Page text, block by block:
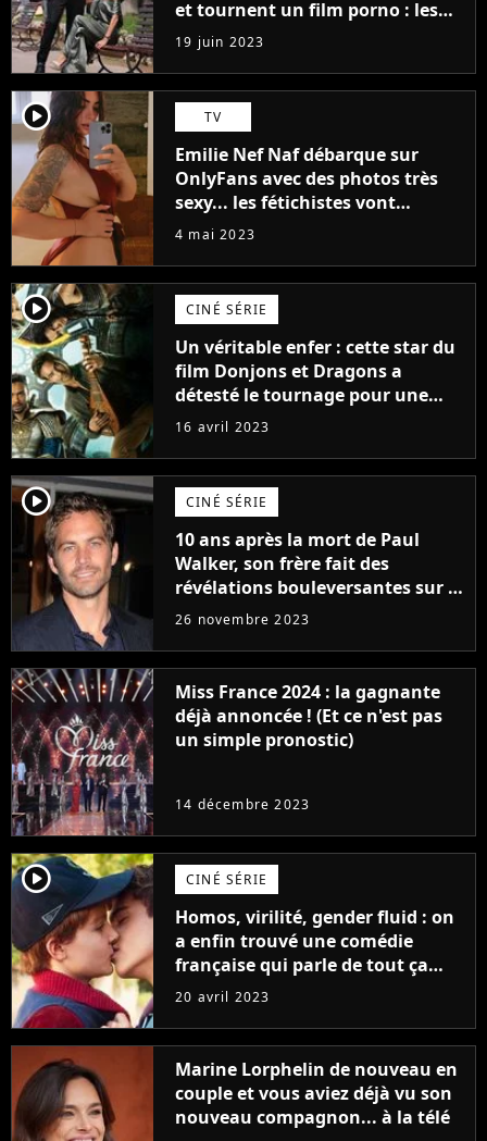
et tournent un film porno : les
premières images du tournage
(exclu)
19 juin 2023
player2 TV
Emilie Nef Naf débarque sur
OnlyFans avec des photos très
sexy... les fétichistes vont
prendre leur pied !
4 mai 2023
player2 CINÉ SÉRIE
Un véritable enfer : cette star du
film Donjons et Dragons a
détesté le tournage pour une
raison très spéciale
16 avril 2023
player2 CINÉ SÉRIE
10 ans après la mort de Paul
Walker, son frère fait des
révélations bouleversantes sur la
réaction des acteurs de Fast and
26 novembre 2023
Miss France 2024 : la gagnante
déjà annoncée ! (Et ce n'est pas
un simple pronostic)
14 décembre 2023
player2 CINÉ SÉRIE
Homos, virilité, gender fluid : on
a enfin trouvé une comédie
française qui parle de tout ça
sans être super ringarde
20 avril 2023
Marine Lorphelin de nouveau en
couple et vous aviez déjà vu son
nouveau compagnon... à la télé